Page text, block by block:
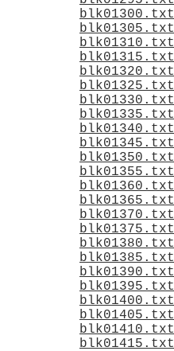
blk01300.txt
blk01305.txt
blk01310.txt
blk01315.txt
blk01320.txt
blk01325.txt
blk01330.txt
blk01335.txt
blk01340.txt
blk01345.txt
blk01350.txt
blk01355.txt
blk01360.txt
blk01365.txt
blk01370.txt
blk01375.txt
blk01380.txt
blk01385.txt
blk01390.txt
blk01395.txt
blk01400.txt
blk01405.txt
blk01410.txt
blk01415.txt